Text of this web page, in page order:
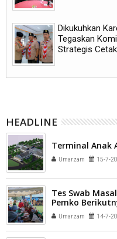
Dikukuhkan
Tegaskan
Strategis
HEADLINE
Terminal Anak
Umarzam 15-7-
Tes Swab
Pemko
Umarzam 14-7-